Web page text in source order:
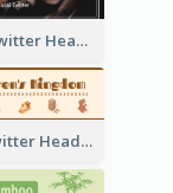
Official Twitter Header Of Orchestra
Brown Twitter Header Created For Toy Store